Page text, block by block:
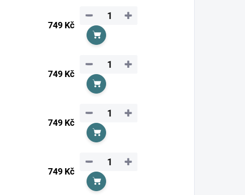
749 Kč
+
−
Do košíku
749 Kč
+
−
Do košíku
749 Kč
+
−
Do košíku
749 Kč
+
−
Do košíku